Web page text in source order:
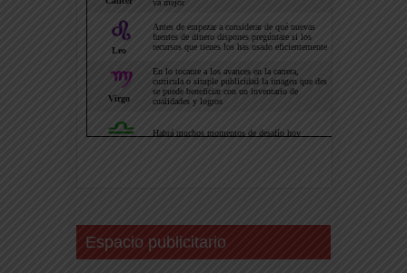
Espacio publicitario